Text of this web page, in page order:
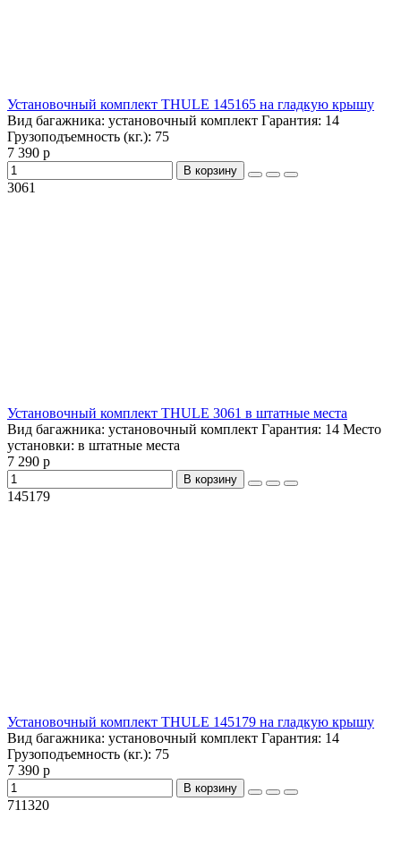
Установочный комплект THULE 145165 на гладкую крышу
Вид багажника: установочный комплект Гарантия: 14
Грузоподъемность (кг.): 75
7 390 р
В корзину
3061
Установочный комплект THULE 3061 в штатные места
Вид багажника: установочный комплект Гарантия: 14 Место
установки: в штатные места
7 290 р
В корзину
145179
Установочный комплект THULE 145179 на гладкую крышу
Вид багажника: установочный комплект Гарантия: 14
Грузоподъемность (кг.): 75
7 390 р
В корзину
711320